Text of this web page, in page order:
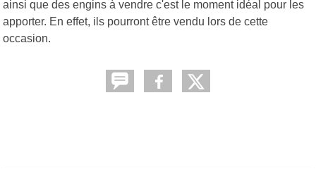
ainsi que des engins à vendre c'est le moment idéal pour les
apporter. En effet, ils pourront être vendu lors de cette
occasion.